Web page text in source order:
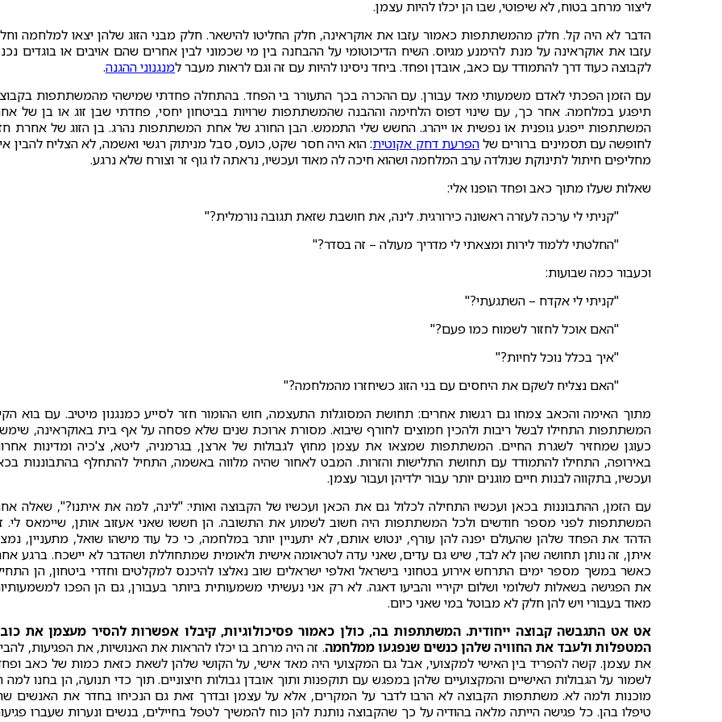
ליצור מרחב בטוח, לא שיפוטי, שבו הן יכלו להיות עצמן.
הדבר לא היה קל. חלק מהמשתתפות כאמור עזבו את אוקראינה, חלק החליטו להישאר. חלק מבני הזוג שלהן יצאו למלחמה
עזבו את אוקראינה על מנת להימנע מגיוס. השיח הדיכוטומי על ההבחנה בין מי שכמוני לבין אחרים שהם אויבים או בוגדים
לקבוצה כעוד דרך להתמודד עם כאב, אובדן ופחד. ביחד ניסינו להיות עם זה וגם לראות מעבר למנגנוני ההגנה.
עם הזמן הפכתי לאדם משמעותי מאד עבורן. עם ההכרה בכך התעורר בי הפחד. בהתחלה פחדתי שמישהי מהמשתתפות
תיפגע במלחמה. אחר כך, עם שינוי דפוס הלחימה וההבנה שהמשתתפות שרויות בביטחון יחסי, פחדתי שבן זוג או בן של
המשתתפות ייפגע גופנית או נפשית או ייהרג. החשש שלי התממש. הבן החורג של אחת המשתתפות נהרג. בן הזוג של אחרת
לחופשה עם תסמינים ברורים שלהפרעת דחק אקוטית: הוא היה חסר שקט, כועס, סבל מניתוק רגשי ואשמה, לא הצליח להבין
מחליפים חיתול לתינוקת שנולדה ערב המלחמה ושהוא חיכה לה מאוד ועכשיו, נראתה לו גוף זר וצורח שלא נרגע.
שאלות שעלו מתוך כאב ופחד הופנו אלי:
"קניתי לי ערכה לעזרה ראשונה כירורגית. לינה, את חושבת שזאת תגובה נורמלית?"
"החלטתי ללמוד לירות ומצאתי לי מדריך מעולה – זה בסדר?"
וכעבור כמה שבועות:
"קניתי לי אקדח – השתגעתי?"
"האם אוכל לחזור לשמוח כמו פעם?"
"איך בכלל נוכל לחיות?"
"האם נצליח לשקם את היחסים עם בני הזוג כשיחזרו מהמלחמה?"
מתוך האימה והכאב צמחו גם רגשות אחרים: תחושת המסוגלות התעצמה, חוש ההומור חזר לסייע כמנגנון מיטיב. עם בוא
המשתתפות התחילו לבשל ריבות ולהכין חמוצים לחורף שיבוא. מסורת ארוכת שנים שלא פסחה על אף בית באוקראינה,
כעוגן שמחזיר לשגרת החיים. המשתתפות שמצאו את עצמן מחוץ לגבולות של ארצן, בגרמניה, ליטא, צ'כיה ומדינות
באירופה, התחילו להתמודד עם תחושת התלישות והזרות. המבט לאחור שהיה מלווה באשמה, התחיל להתחלף בהתבוננות
ועכשיו, בתקווה לבנות חיים מוגנים יותר עבור ילדיהן ועבור עצמן.
עם הזמן, ההתבוננות בכאן ועכשיו התחילה לכלול גם את הכאן ועכשיו של הקבוצה ואותי: "לינה, למה את איתנו?", שאלה
המשתתפות לפני מספר חודשים ולכל המשתתפות היה חשוב לשמוע את התשובה. הן חששו שאני אעזוב אותן, שיימאס לי.
הדהד את הפחד שלהן שהעולם יפנה להן עורף, ינטוש אותם, לא יתעניין יותר במלחמה, כי כל עוד מישהו שואל, מתעניין,
איתן, זה נותן תחושה שהן לא לבד, שיש גם עדים, שאני עדה לטראומה אישית ולאומית שמתחוללת ושהדבר לא יישכח. ברגע
כאשר במשך מספר ימים התרחש אירוע בטחוני בישראל ואלפי ישראלים שוב נאלצו להיכנס למקלטים וחדרי ביטחון, הן
את הפגישה בשאלות לשלומי ושלום יקיריי והביעו דאגה. לא רק אני נעשיתי משמעותית ביותר בעבורן, גם הן הפכו
מאוד בעבורי ויש להן חלק לא מבוטל במי שאני כיום.
אט אט התגבשה קבוצה ייחודית. המשתתפות בה, כולן כאמור פסיכולוגיות, קיבלו אפשרות להסיר מעצמן את
המטפלות ולעבד את החוויה שלהן כנשים שנפגעו ממלחמה. זה היה מרחב בו יכלו להראות את האנושיות, את הפגיעות,
את עצמן. קשה להפריד בין האישי למקצועי, אבל גם המקצועי היה מאד אישי, על הקושי שלהן לשאת כזאת כמות של כאב
לשמור על הגבולות האישיים והמקצועיים שלהן במפגש עם תוקפנות ותוך אובדן גבולות חיצוניים. תוך כדי תנועה, הן בחנו למה
מוכנות ולמה לא. משתתפות הקבוצה לא הרבו לדבר על המקרים, אלא על עצמן ובדרך זאת גם הנכיחו בחדר את האנשים
טיפלו בהן. כל פגישה הייתה מלאה בהודיה על כך שהקבוצה נותנת להן כוח להמשיך לטפל בחיילים, בנשים ונערות שעברו